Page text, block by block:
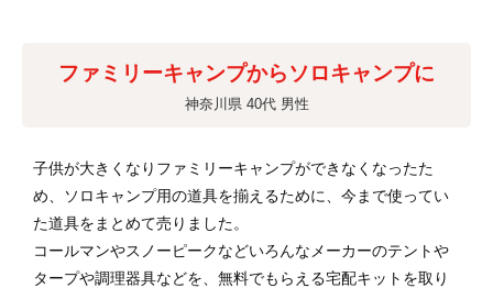
ファミリーキャンプからソロキャンプに
神奈川県 40代 男性
子供が大きくなりファミリーキャンプができなくなったた
め、ソロキャンプ用の道具を揃えるために、今まで使ってい
た道具をまとめて売りました。
コールマンやスノーピークなどいろんなメーカーのテントや
タープや調理器具などを、無料でもらえる宅配キットを取り